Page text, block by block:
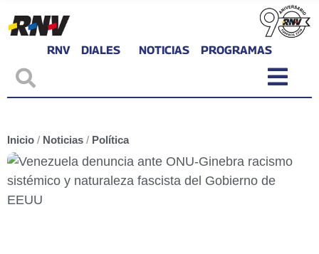
RNV DIALES NOTICIAS PROGRAMAS
Inicio / Noticias / Política